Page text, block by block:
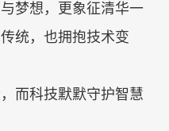
梦想，更象征清华一
统，也拥抱技术变
而科技默默守护智慧